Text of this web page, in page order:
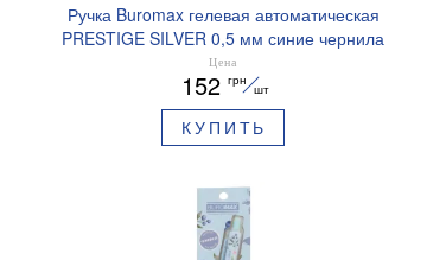
Ручка Buromax гелевая автоматическая
PRESTIGE SILVER 0,5 мм синие чернила
BM.83102
Цена
152 грн
шт
КУПИТЬ